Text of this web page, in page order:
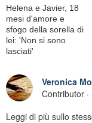
Helena e Javier, 18
mesi d'amore e
sfogo della sorella di
lei: 'Non si sono
lasciati'
Veronica
Contributor
Leggi di più sullo